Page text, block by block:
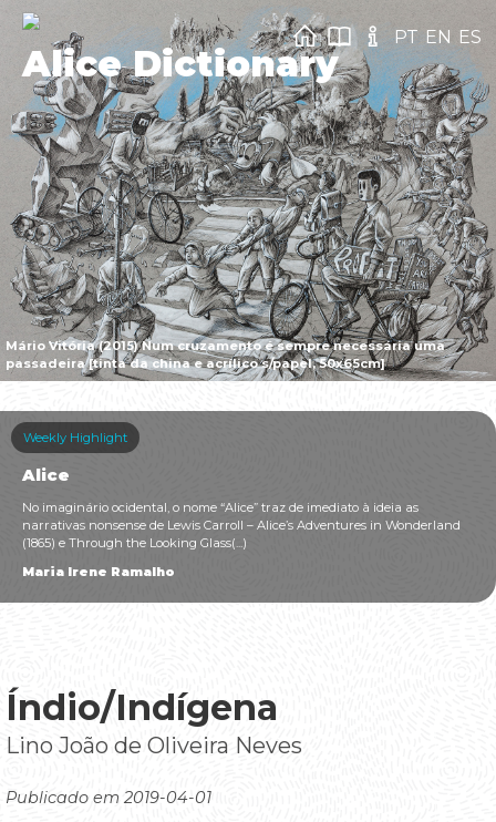
Mário Vitória (2015) Num cruzamento é sempre necessária uma
passadeira [tinta da china e acrílico s/papel, 50x65cm]
Alice Dictionary
PT EN ES
Weekly Highlight
Alice
No imaginário ocidental, o nome “Alice” traz de imediato à ideia as
narrativas nonsense de Lewis Carroll – Alice’s Adventures in Wonderland
(1865) e Through the Looking Glass(...)
Maria Irene Ramalho
Índio/Indígena
Lino João de Oliveira Neves
Publicado em 2019-04-01